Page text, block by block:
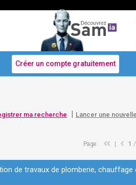
Créer un compte gratuitement
ma recherche | Lancer une
Page : 1 /
de travaux de plomberie, chauffage